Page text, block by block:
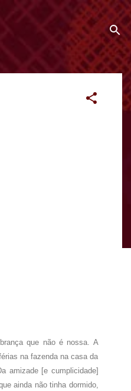
que não é nossa. A
na fazenda na casa da
amizade [e cumplicidade]
ainda não tinha dormido,